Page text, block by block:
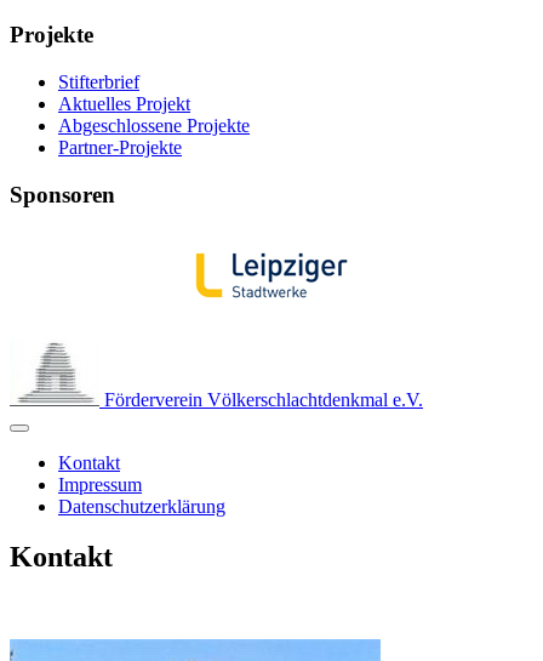
Projekte
Stifterbrief
Aktuelles Projekt
Abgeschlossene Projekte
Partner-Projekte
Sponsoren
Förderverein Völkerschlachtdenkmal e.V.
Kontakt
Impressum
Datenschutzerklärung
Kontakt